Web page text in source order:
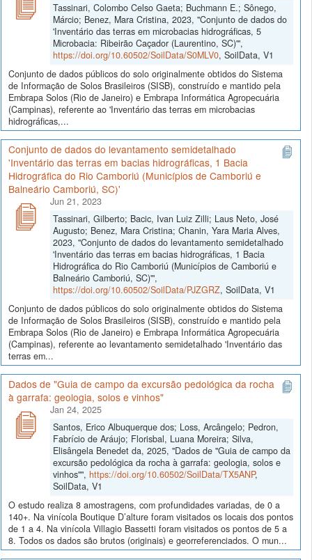
Tassinari, Colombo Celso Gaeta; Buchmann E.; Sônego,
Márcio; Benez, Mara Cristina, 2023, "Conjunto de dados do
'Inventário das terras em microbacias hidrográficas, 5
Microbacia: Ribeirão Caçador (Laurentino, SC)'",
https://doi.org/10.60502/SoilData/S0MLV0, SoilData, V1
Conjunto de dados públicos do solo originalmente obtidos do Sistema
de Informação de Solos Brasileiros (SISB), construído e mantido pela
Embrapa Solos (Rio de Janeiro) e Embrapa Informática Agropecuária
(Campinas), referente ao 'Inventário das terras em microbacias
hidrográficas,...
Conjunto de dados do levantamento semidetalhado
'Inventário das terras em bacias hidrográficas, 1 Bacia
Hidrográfica do Rio Camboriú (Municípios de Camboriú e
Balneário Camboriú, SC)'
Jun 21, 2023
Tassinari, Gilberto; Bacic, Ivan Luiz Zilli; Laus Neto, José
Augusto; Benez, Mara Cristina; Chanin, Yara Maria Alves,
2023, "Conjunto de dados do levantamento semidetalhado
'Inventário das terras em bacias hidrográficas, 1 Bacia
Hidrográfica do Rio Camboriú (Municípios de Camboriú e
Balneário Camboriú, SC)'",
https://doi.org/10.60502/SoilData/PJZGRZ, SoilData, V1
Conjunto de dados públicos do solo originalmente obtidos do Sistema
de Informação de Solos Brasileiros (SISB), construído e mantido pela
Embrapa Solos (Rio de Janeiro) e Embrapa Informática Agropecuária
(Campinas), referente ao levantamento semidetalhado 'Inventário das
terras em...
Dados de "Guia de campo da excursão pedológica da rocha
à garrafa: geologia, solos e vinhos"
Jan 24, 2025
Santos, Erico Albuquerque dos; Loss, Arcângelo; Pedron,
Fabrício de Aráujo; Florisbal, Luana Moreira; Silva,
Elisângela Benedet da, 2025, "Dados de "Guia de campo da
excursão pedológica da rocha à garrafa: geologia, solos e
vinhos"", https://doi.org/10.60502/SoilData/TX5ANP,
SoilData, V1
O estudo realiza 8 amostragens, com profundidades variadas, de 0 a
140+. Na vinícola Boutique D’alture foram visitados os locais dos pontos
de 1 a 4. Na vinícola Villagio Bassetti foram visitados os pontos de 5 a
8. Todos os dados são brutos (originais) e georreferenciados. O mun...